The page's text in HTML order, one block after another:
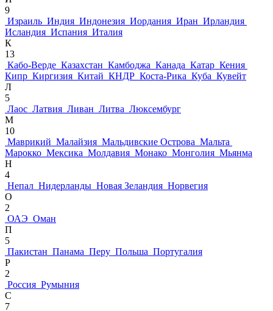
9
Израиль Индия Индонезия Иордания Иран Ирландия
Исландия Испания Италия
К
13
Кабо-Верде Казахстан Камбоджа Канада Катар Кения
Кипр Киргизия Китай КНДР Коста-Рика Куба Кувейт
Л
5
Лаос Латвия Ливан Литва Люксембург
М
10
Маврикий Малайзия Мальдивские Острова Мальта
Марокко Мексика Молдавия Монако Монголия Мьянма
Н
4
Непал Нидерланды Новая Зеландия Норвегия
О
2
ОАЭ Оман
П
5
Пакистан Панама Перу Польша Португалия
Р
2
Россия Румыния
С
7